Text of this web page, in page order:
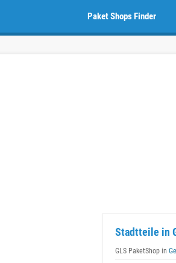
Paket Shops Finder
Stadtteile in
GLS PaketShop in